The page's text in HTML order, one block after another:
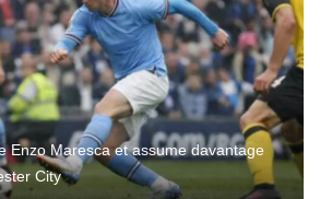
Enzo Maresca et assume davantage
City